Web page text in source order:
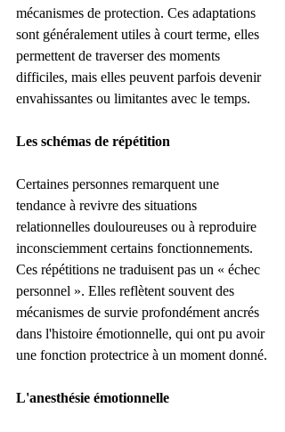
mécanismes de protection. Ces adaptations
sont généralement utiles à court terme, elles
permettent de traverser des moments
difficiles, mais elles peuvent parfois devenir
envahissantes ou limitantes avec le temps.
Les schémas de répétition
Certaines personnes remarquent une
tendance à revivre des situations
relationnelles douloureuses ou à reproduire
inconsciemment certains fonctionnements.
Ces répétitions ne traduisent pas un « échec
personnel ». Elles reflètent souvent des
mécanismes de survie profondément ancrés
dans l'histoire émotionnelle, qui ont pu avoir
une fonction protectrice à un moment donné.
L'anesthésie émotionnelle